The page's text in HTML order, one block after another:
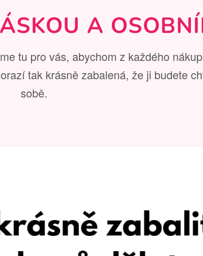
A
tu pro vás, abychom z každého
tak krásně zabalená, že ji budete
sobě.